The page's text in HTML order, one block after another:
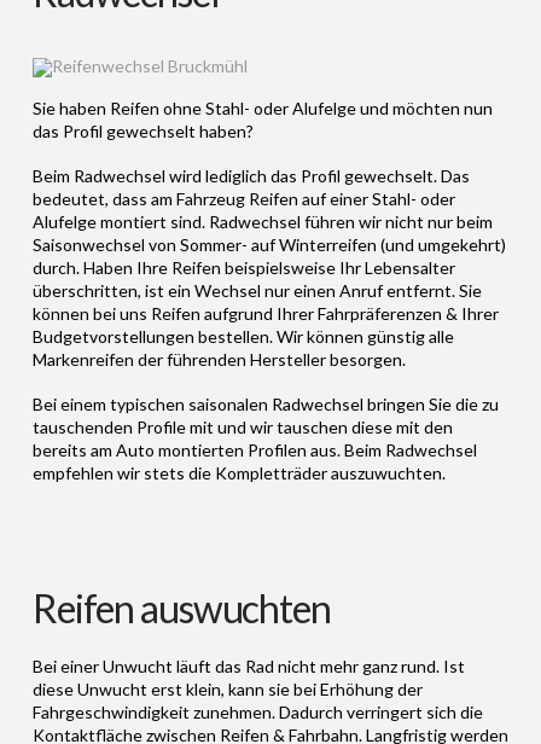
Sie haben Reifen ohne Stahl- oder Alufelge und möchten nun
das Profil gewechselt haben?
Beim Radwechsel wird lediglich das Profil gewechselt. Das
bedeutet, dass am Fahrzeug Reifen auf einer Stahl- oder
Alufelge montiert sind. Radwechsel führen wir nicht nur beim
Saisonwechsel von Sommer- auf Winterreifen (und umgekehrt)
durch. Haben Ihre Reifen beispielsweise Ihr Lebensalter
überschritten, ist ein Wechsel nur einen Anruf entfernt. Sie
können bei uns Reifen aufgrund Ihrer Fahrpräferenzen & Ihrer
Budgetvorstellungen bestellen. Wir können günstig alle
Markenreifen der führenden Hersteller besorgen.
Bei einem typischen saisonalen Radwechsel bringen Sie die zu
tauschenden Profile mit und wir tauschen diese mit den
bereits am Auto montierten Profilen aus. Beim Radwechsel
empfehlen wir stets die Kompletträder auszuwuchten.
Reifen auswuchten
Bei einer Unwucht läuft das Rad nicht mehr ganz rund. Ist
diese Unwucht erst klein, kann sie bei Erhöhung der
Fahrgeschwindigkeit zunehmen. Dadurch verringert sich die
Kontaktfläche zwischen Reifen & Fahrbahn. Langfristig werden